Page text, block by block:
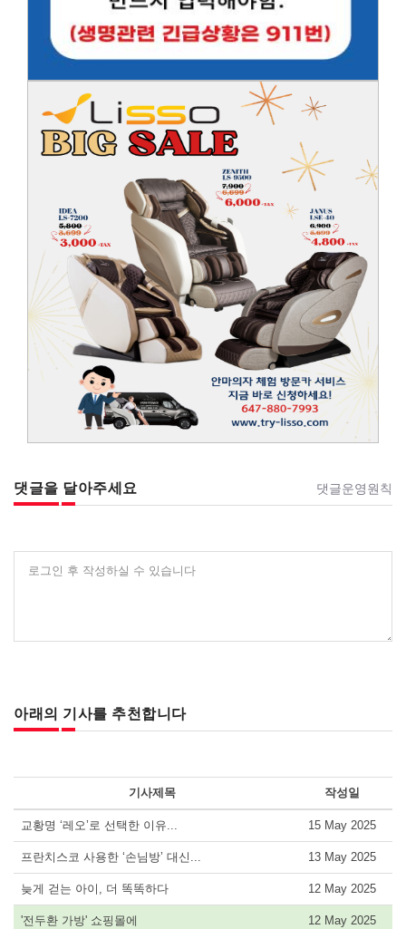
댓글을 달아주세요 댓글운영원칙
로그인 후 작성하실 수 있습니다
아래의 기사를 추천합니다
기사제목 작성일
교황명 ‘레오’로 선택한 이유... 15 May 2025
프란치스코 사용한 ‘손님방’ 대신... 13 May 2025
늦게 걷는 아이, 더 똑똑하다 12 May 2025
'전두환 가방' 쇼핑몰에 12 May 2025